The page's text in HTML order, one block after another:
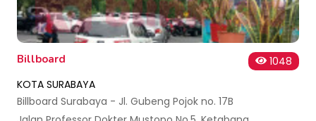
Billboard
1048
KOTA SURABAYA
Billboard Surabaya - Jl. Gubeng Pojok no. 17B